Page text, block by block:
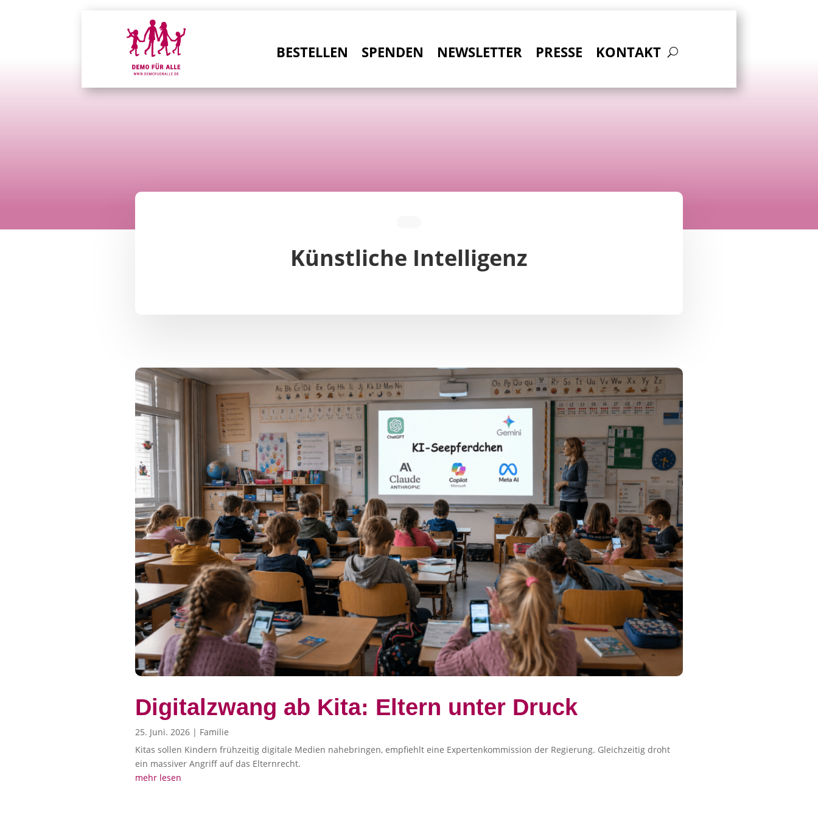
BESTELLEN SPENDEN NEWSLETTER PRESSE KONTAKT
Künstliche Intelligenz
Digitalzwang ab Kita: Eltern unter Druck
25. Juni. 2026 | Familie
Kitas sollen Kindern frühzeitig digitale Medien nahebringen, empfiehlt eine Expertenkommission der Regierung. Gleichzeitig droht
ein massiver Angriff auf das Elternrecht.
mehr lesen